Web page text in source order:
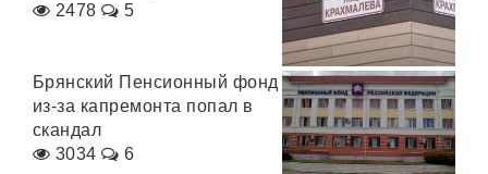
2478
5
Брянский Пенсионный фонд
из-за капремонта попал в
скандал
3034
6